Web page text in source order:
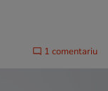
1 comentariu